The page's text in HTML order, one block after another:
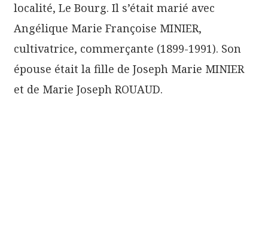
localité, Le Bourg. Il s’était marié avec
Angélique Marie Françoise MINIER,
cultivatrice, commerçante (1899-1991). Son
épouse était la fille de Joseph Marie MINIER
et de Marie Joseph ROUAUD.